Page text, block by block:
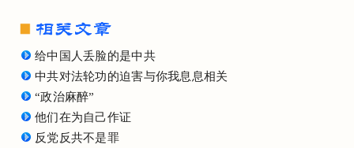
给中国人丢脸的是中共
中共对法轮功的迫害与你我息息相关
“政治麻醉”
他们在为自己作证
反党反共不是罪